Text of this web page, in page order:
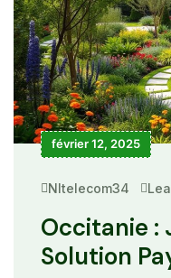
février 12, 2025
Nltelecom34
On
De
Occitanie :
Solution